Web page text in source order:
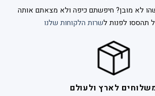
לא מובן? חיפשתם כיפה ולא מצאתם אותה
תהססו לפנות לשרות הלקוחות שלנו
לארץ ולעולם